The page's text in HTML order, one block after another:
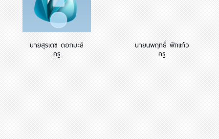
นายสุรเดช ดอกมะลิ
ครู
นายนพฤทธิ์ ฟักแก้ว
ครู